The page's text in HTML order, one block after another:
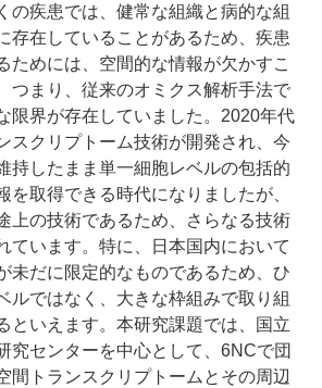
の疾患では、健常な組織と病的な組
存在していることがあるため、疾患
ためには、空間的な情報が欠かすこ
つまり、従来のオミクス解析手法で
限界が存在していました。2020年代
スクリプトーム技術が開発され、今
持したまま単一細胞レベルの包括的
を取得できる時代になりましたが、
上の技術であるため、さらなる技術
ています。特に、日本国内において
未だに限定的なものであるため、ひ
ルではなく、大きな枠組みで取り組
といえます。本研究課題では、国立
究センターを中心として、6NCで団
間トランスクリプトームとその周辺